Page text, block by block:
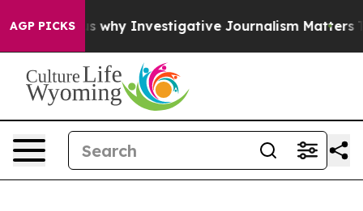
AGP PICKS
us why Investigative Journalism Matters The SEC